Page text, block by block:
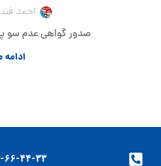
احمد
صدور گواهی عدم سو
۹۹۵-۵۵۵-۶۶-۴۴-۳۳+ -